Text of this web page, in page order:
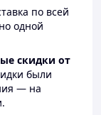
по всей
одной
скидки от
были
— на